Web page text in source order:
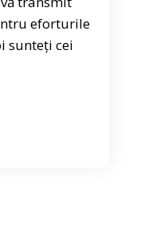
eforturile
sunteți cei